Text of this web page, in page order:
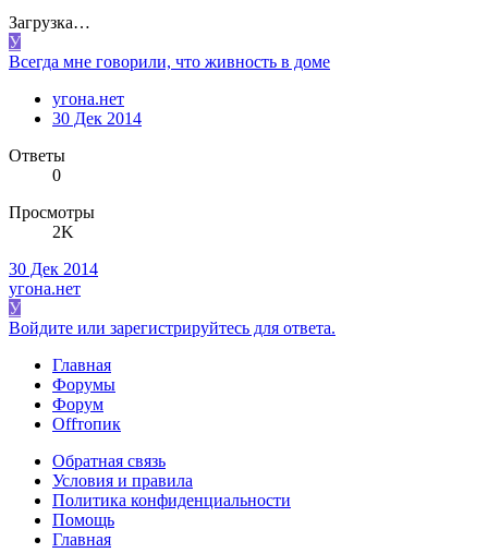
Загрузка…
У
Всегда мне говорили, что живность в доме
угона.нет
30 Дек 2014
Ответы
0
Просмотры
2K
30 Дек 2014
угона.нет
У
Войдите или зарегистрируйтесь для ответа.
Главная
Форумы
Форум
Offтопик
Обратная связь
Условия и правила
Политика конфиденциальности
Помощь
Главная